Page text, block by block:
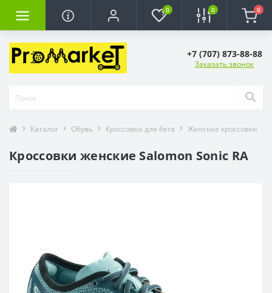
0 0 0
+7 (707) 873-88-88
Заказать звонок
Каталог Обувь Кроссовки для бега Женские кроссовки
Кроссовки женские Salomon Sonic RA